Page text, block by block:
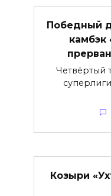
Победный
камбэк
Четвёртый
Козыри